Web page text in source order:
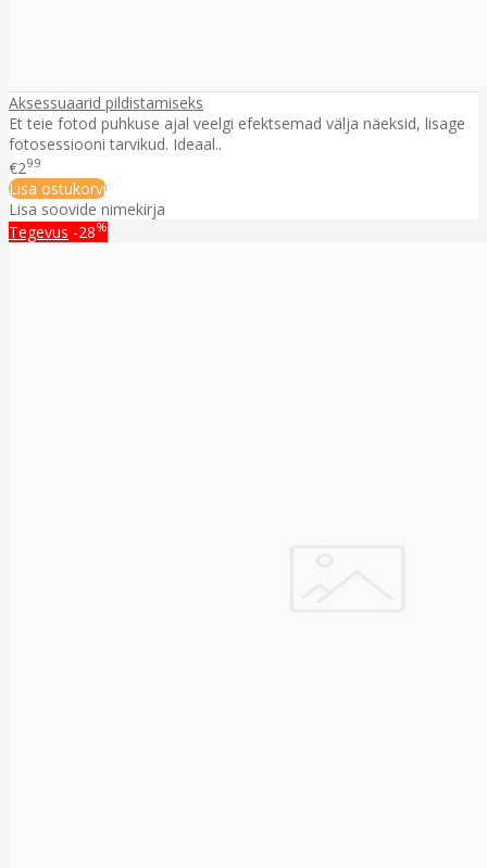
Aksessuaarid pildistamiseks
Et teie fotod puhkuse ajal veelgi efektsemad välja näeksid, lisage
fotosessiooni tarvikud. Ideaal..
€299
Lisa ostukorvi
Lisa soovide nimekirja
Tegevus -28%